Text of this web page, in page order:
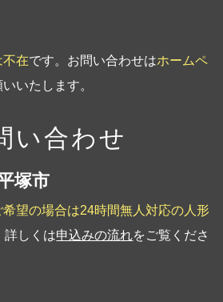
不在です。お問い合わせはホームペ
いたします。
い合わせ
塚市
希望の場合は24時間無人対応の人形
詳しくは申込みの流れをご覧くださ